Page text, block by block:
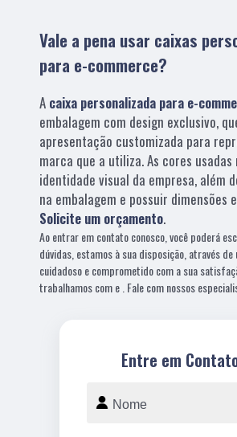
Vale a pena usar caixas
para e-commerce?
A caixa personalizada para e-
embalagem com design exclusivo,
apresentação customizada para
marca que a utiliza. As cores
identidade visual da empresa, além
na embalagem e possuir dimensões
Solicite um orçamento.
Ao entrar em contato conosco, você poderá
dúvidas, estamos à sua disposição, através
cuidadoso e comprometido com a sua
trabalhamos com e . Fale com nossos
Entre em